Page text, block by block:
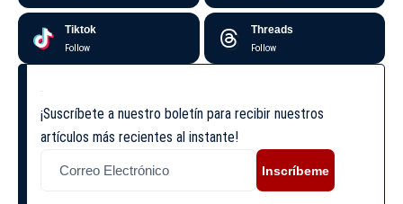
Tiktok
Follow
Threads
Follow
¡Suscríbete a nuestro boletín para recibir nuestros
artículos más recientes al instante!
Inscríbeme